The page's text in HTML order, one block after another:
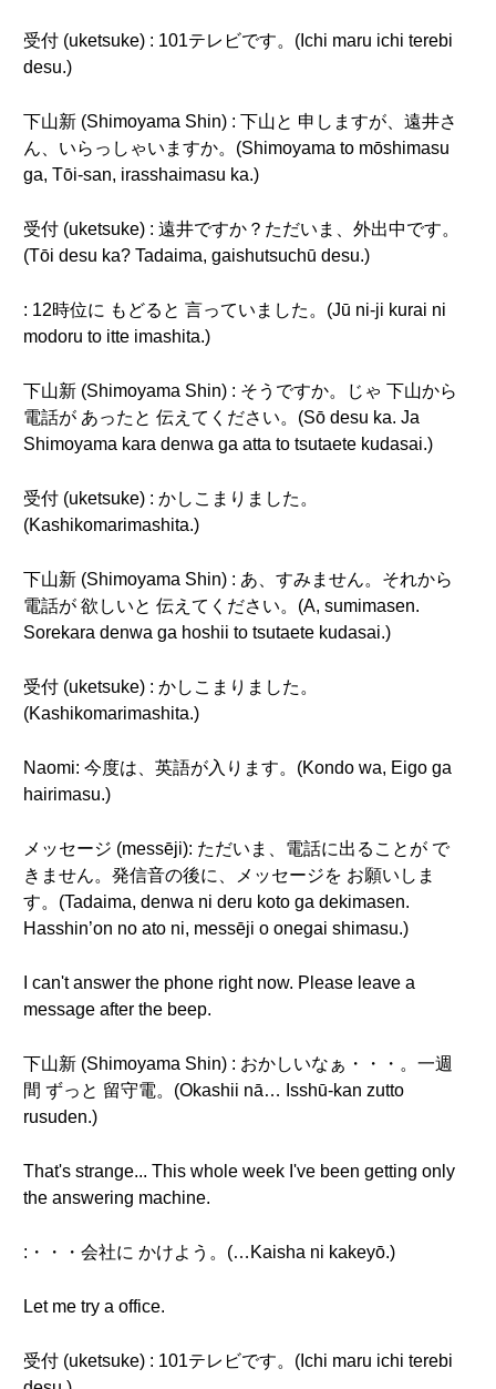
受付 (uketsuke) : 101テレビです。(Ichi maru ichi terebi
desu.)
下山新 (Shimoyama Shin) : 下山と 申しますが、遠井さ
ん、いらっしゃいますか。(Shimoyama to mōshimasu
ga, Tōi-san, irasshaimasu ka.)
受付 (uketsuke) : 遠井ですか？ただいま、外出中です。
(Tōi desu ka? Tadaima, gaishutsuchū desu.)
: 12時位に もどると 言っていました。(Jū ni-ji kurai ni
modoru to itte imashita.)
下山新 (Shimoyama Shin) : そうですか。じゃ 下山から
電話が あったと 伝えてください。(Sō desu ka. Ja
Shimoyama kara denwa ga atta to tsutaete kudasai.)
受付 (uketsuke) : かしこまりました。
(Kashikomarimashita.)
下山新 (Shimoyama Shin) : あ、すみません。それから
電話が 欲しいと 伝えてください。(A, sumimasen.
Sorekara denwa ga hoshii to tsutaete kudasai.)
受付 (uketsuke) : かしこまりました。
(Kashikomarimashita.)
Naomi: 今度は、英語が入ります。(Kondo wa, Eigo ga
hairimasu.)
メッセージ (messēji): ただいま、電話に出ることが で
きません。発信音の後に、メッセージを お願いしま
す。(Tadaima, denwa ni deru koto ga dekimasen.
Hasshin’on no ato ni, messēji o onegai shimasu.)
I can't answer the phone right now. Please leave a
message after the beep.
下山新 (Shimoyama Shin) : おかしいなぁ・・・。一週
間 ずっと 留守電。(Okashii nā… Isshū-kan zutto
rusuden.)
That's strange... This whole week I've been getting only
the answering machine.
:・・・会社に かけよう。(…Kaisha ni kakeyō.)
Let me try a office.
受付 (uketsuke) : 101テレビです。(Ichi maru ichi terebi